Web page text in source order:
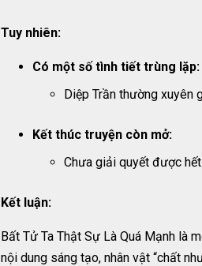
Tuy nhiên:
Có một số tình tiết trùng lặp:
Diệp Trần thường xuyên
Kết thúc truyện còn mở:
Chưa giải quyết được
Kết luận:
Bất Tử Ta Thật Sự Là Quá Mạnh là
nội dung sáng tạo, nhân vật “chất